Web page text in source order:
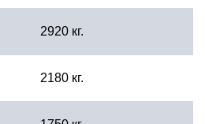
2920 кг.
2180 кг.